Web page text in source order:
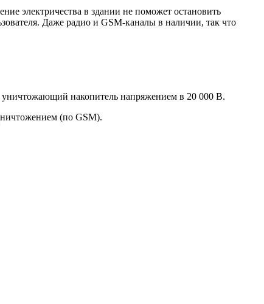
электричества в здании не поможет остановить
Даже радио и GSM-каналы в наличии, так что
накопитель напряжением в 20 000 В.
(по GSM).